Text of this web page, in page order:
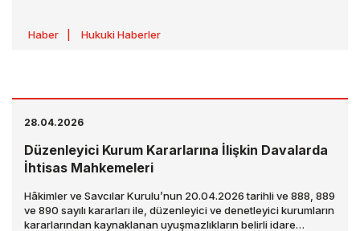
yapılmış; özellikle sosyal ağ sağlayıcılar ve dijital oyun
Haber Hukuki Haberler
28.04.2026
Düzenleyici Kurum Kararlarına İlişkin Davalarda
İhtisas Mahkemeleri
Hâkimler ve Savcılar Kurulu’nun 20.04.2026 tarihli ve 888, 889
ve 890 sayılı kararları ile, düzenleyici ve denetleyici kurumların
kararlarından kaynaklanan uyuşmazlıkların belirli idare